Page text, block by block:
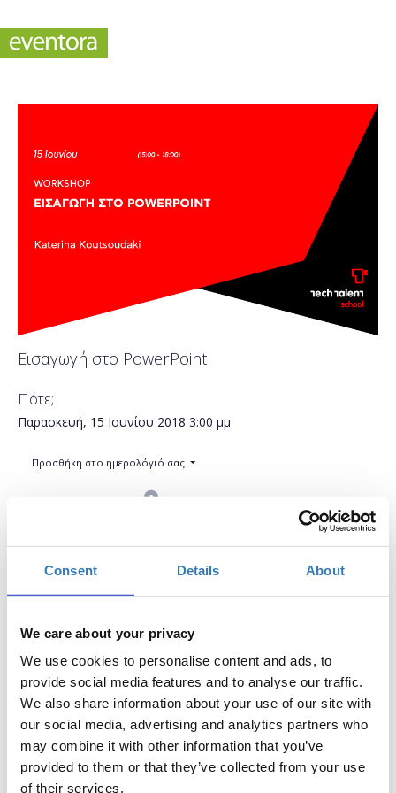
Consent Details About
We care about your privacy
We use cookies to personalise content and ads, to
provide social media features and to analyse our traffic.
We also share information about your use of our site with
our social media, advertising and analytics partners who
may combine it with other information that you’ve
provided to them or that they’ve collected from your use
of their services.
Εισαγωγή στο PowerPoint
Πότε;
Παρασκευή, 15 Ιουνίου 2018 3:00 μμ
Προσθήκη στο ημερολόγιό σας
Το PowerPoint είναι ένα λογισμικό που επιτρέπει
στους χρήστες να δημιουργήσουν υλικό-
παρουσιάσεις. Χρησιμοποιώντας αυτό το εργαλείο,
είστε σε θέση να δημιουργήσετε οθόνες, στις οποίες